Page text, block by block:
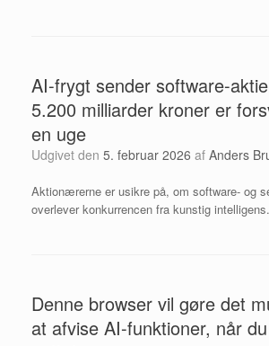
AI-frygt sender software-
5.200 milliarder kroner er
en uge
Udgivet den 5. februar 2026 af Anders
Aktionærerne er usikre på, om software- og
overlever konkurrencen fra kunstig intelligens.
Denne browser vil gøre det
at afvise AI-funktioner, når